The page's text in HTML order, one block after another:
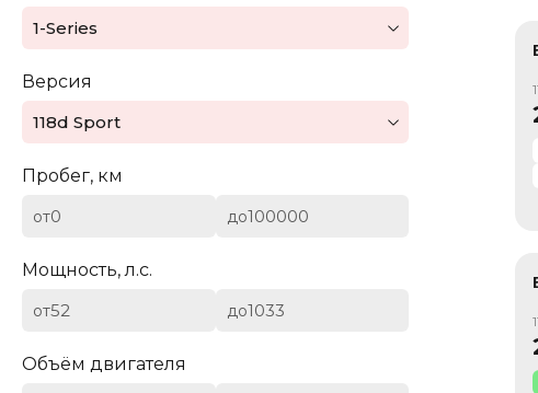
Chevrolet
1-Series
Версия
118d Sport
Пробег, км
от до
Мощность, л.с.
от до
Объём двигателя